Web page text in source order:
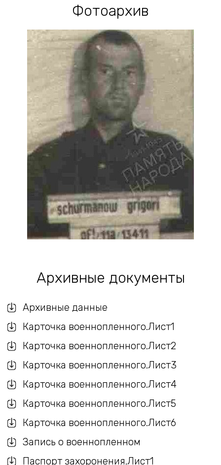
Фотоархив
Архивные документы
Архивные данные
Карточка военнопленного.Лист1
Карточка военнопленного.Лист2
Карточка военнопленного.Лист3
Карточка военнопленного.Лист4
Карточка военнопленного.Лист5
Карточка военнопленного.Лист6
Запись о военнопленном
Паспорт захоронения.Лист1